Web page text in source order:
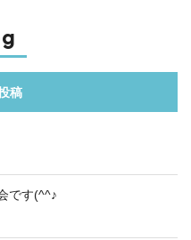
稿
です(^^♪